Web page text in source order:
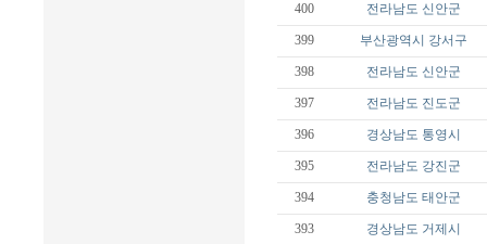
400 전라남도 신안군
399 부산광역시 강서구
398 전라남도 신안군
397 전라남도 진도군
396 경상남도 통영시
395 전라남도 강진군
394 충청남도 태안군
393 경상남도 거제시